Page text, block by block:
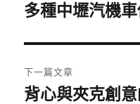
導
覽
一
文
章:
多種中壢汽機
下一篇文章
下
背心與夾克創